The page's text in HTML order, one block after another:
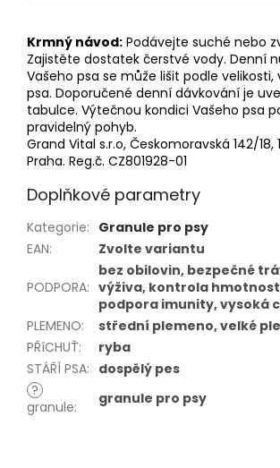
Krmný návod: Podávejte suché nebo
Zajistěte dostatek čerstvé vody. Denní
Vašeho psa se může lišit podle velikosti,
psa. Doporučené denní dávkování je
tabulce. Výtečnou kondici Vašeho psa
pravidelný pohyb.
Grand Vital s.r.o, Českomoravská 142/18,
Praha. Reg.č. CZ801928-01
Doplňkové parametry
Kategorie: Granule pro psy
EAN: Zvolte variantu
PODPORA:
bez obilovin, bezpečné
výživa, kontrola
podpora imunity, vysoká
PLEMENO:
střední plemeno, velké
PŘíCHUŤ:
ryba
STÁŘÍ PSA: dospělý pes
?
granule: granule pro psy